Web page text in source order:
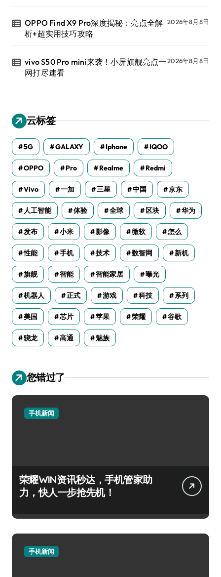
OPPO Find X9 Pro深度揭秘：亮点全解
析+超实用技巧攻略
2026年8月8日
vivo S50 Pro mini来袭！小屏旗舰亮点一
网打尽速看
2026年8月8日
云标签
5G GALAXY Iphone IQOO
OPPO Pro Realme Redmi
Vivo 一加 三星 中国 京东
人工智能 体验 全球 区块 华为
发布 小米 影像 微软 怎么
性能 手机 技术 数智网 新机
旗舰 智能 智能家居 曝光
机器人 正式 游戏 科技 系列
美国 芯片 苹果 荣耀 谷歌
骁龙 高通 魅族
您错过了
手机新闻
荣耀WIN资讯秒达，手机管家助
力，快人一步抢先机！
手机新闻